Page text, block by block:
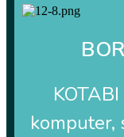
KOTABI